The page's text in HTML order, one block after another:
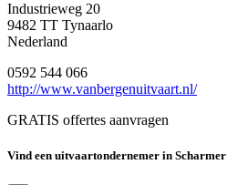
Industrieweg 20
9482 TT Tynaarlo
Nederland
0592 544 066
http://www.vanbergenuitvaart.nl/
GRATIS offertes aanvragen
Vind een uitvaartondernemer in Scharmer